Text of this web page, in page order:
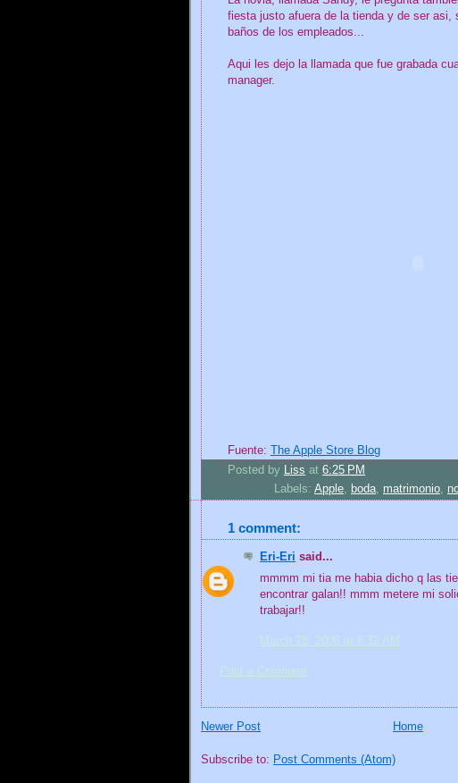
fiesta justo afuera de la tienda y de ser asi,
baños de los empleados...
Aqui les dejo la llamada que fue grabada
manager.
Fuente:
The Apple Store Blog
Posted by Liss at 6:25 PM
Labels: Apple, boda, matrimonio,
1 comment:
Eri-Eri said...
mmmm mi tia me habia dicho q las
encontrar galan!! mmm metere mi
trabajar!!
March 28, 2008 at 8:32 AM
Post a Comment
Newer Post Home
Subscribe to: Post Comments (Atom)